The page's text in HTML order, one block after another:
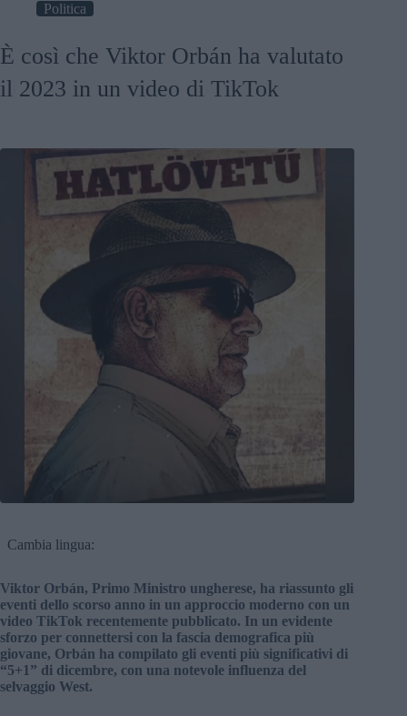
Politica
È così che Viktor Orbán ha valutato
il 2023 in un video di TikTok
Cambia lingua:
Viktor Orbán, Primo Ministro ungherese, ha riassunto gli
eventi dello scorso anno in un approccio moderno con un
video TikTok recentemente pubblicato. In un evidente
sforzo per connettersi con la fascia demografica più
giovane, Orbán ha compilato gli eventi più significativi di
“5+1” di dicembre, con una notevole influenza del
selvaggio West.